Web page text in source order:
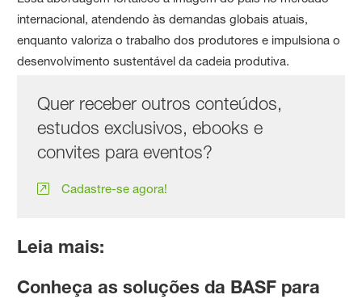
internacional, atendendo às demandas globais atuais,
enquanto valoriza o trabalho dos produtores e impulsiona o
desenvolvimento sustentável da cadeia produtiva.
Quer receber outros conteúdos,
estudos exclusivos, ebooks e
convites para eventos?
Cadastre-se agora!
Leia mais:
Conheça as soluções da BASF para